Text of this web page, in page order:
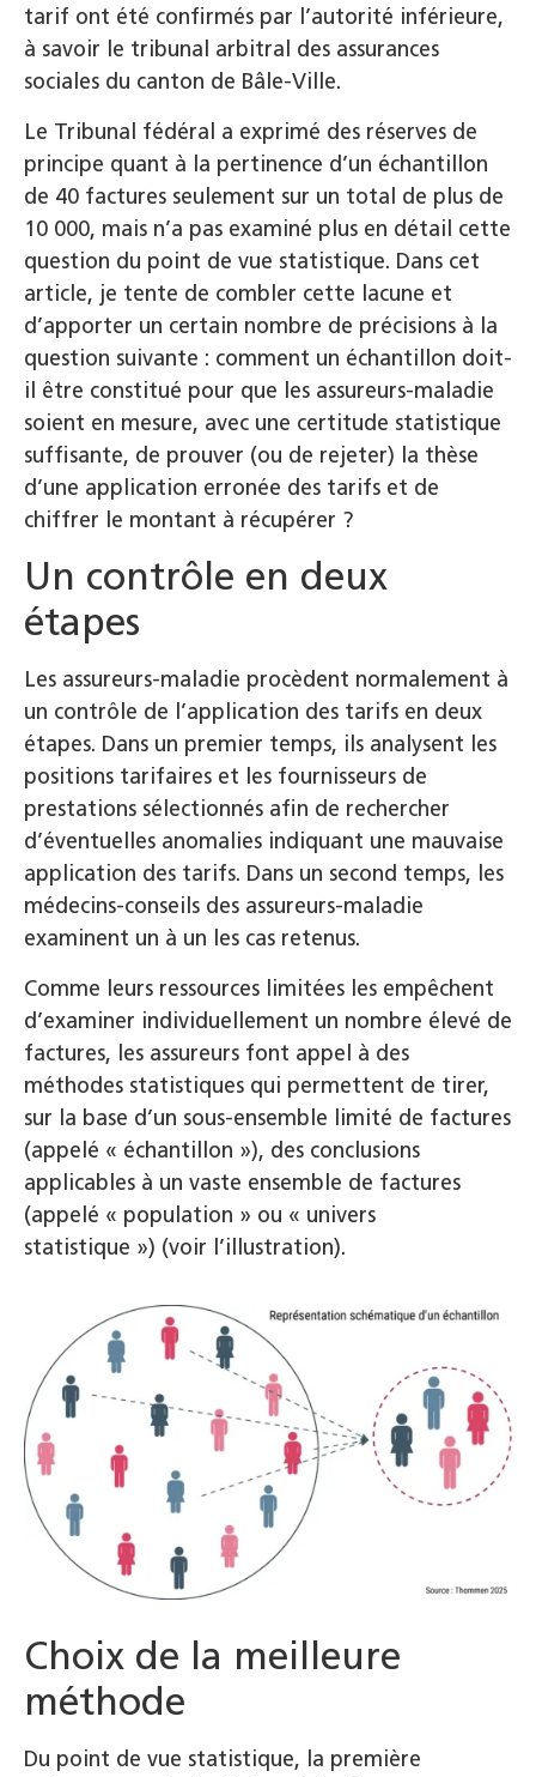
tarif ont été confirmés par l’autorité inférieure,
à savoir le tribunal arbitral des assurances
sociales du canton de Bâle-Ville.
Le Tribunal fédéral a exprimé des réserves de
principe quant à la pertinence d’un échantillon
de 40 factures seulement sur un total de plus de
10 000, mais n’a pas examiné plus en détail cette
question du point de vue statistique. Dans cet
article, je tente de combler cette lacune et
d’apporter un certain nombre de précisions à la
question suivante : comment un échantillon doit-
il être constitué pour que les assureurs-maladie
soient en mesure, avec une certitude statistique
suffisante, de prouver (ou de rejeter) la thèse
d’une application erronée des tarifs et de
chiffrer le montant à récupérer ?
Un contrôle en deux
étapes
Les assureurs-maladie procèdent normalement à
un contrôle de l’application des tarifs en deux
étapes. Dans un premier temps, ils analysent les
positions tarifaires et les fournisseurs de
prestations sélectionnés afin de rechercher
d’éventuelles anomalies indiquant une mauvaise
application des tarifs. Dans un second temps, les
médecins-conseils des assureurs-maladie
examinent un à un les cas retenus.
Comme leurs ressources limitées les empêchent
d’examiner individuellement un nombre élevé de
factures, les assureurs font appel à des
méthodes statistiques qui permettent de tirer,
sur la base d’un sous-ensemble limité de factures
(appelé « échantillon »), des conclusions
applicables à un vaste ensemble de factures
(appelé « population » ou « univers
statistique ») (voir l’illustration).
Choix de la meilleure
méthode
Du point de vue statistique, la première